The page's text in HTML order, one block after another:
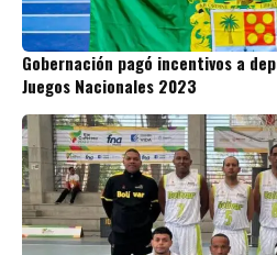
Gobernación pagó incentivos a
Juegos Nacionales 2023